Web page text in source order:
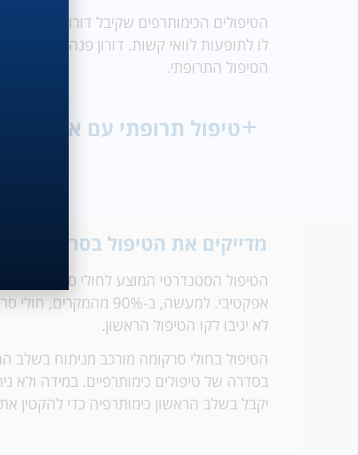
הטיפולים הכימותרפים שקיבל דורון כשלו
לו לתופעות לוואי קשות. דורון פנה אלינו על
הטיפול התרופתי.
טיפול תרופתי עם
מדייקים את הטיפול בסרקומה
הטיפול הסטנדרטי המוצע לחולי סרטן מסוג
אפקטיבי. למעשה, ב-90%
לא יגיבו לקו הטיפול הראשון.
הטיפול בחולי סרקומה מורכב מניתוח בשלב
בסדרה של טיפולים כימותרפיים. במידה ולא
יקבל בשלב הראשון כימותרפיה כדי להקטין